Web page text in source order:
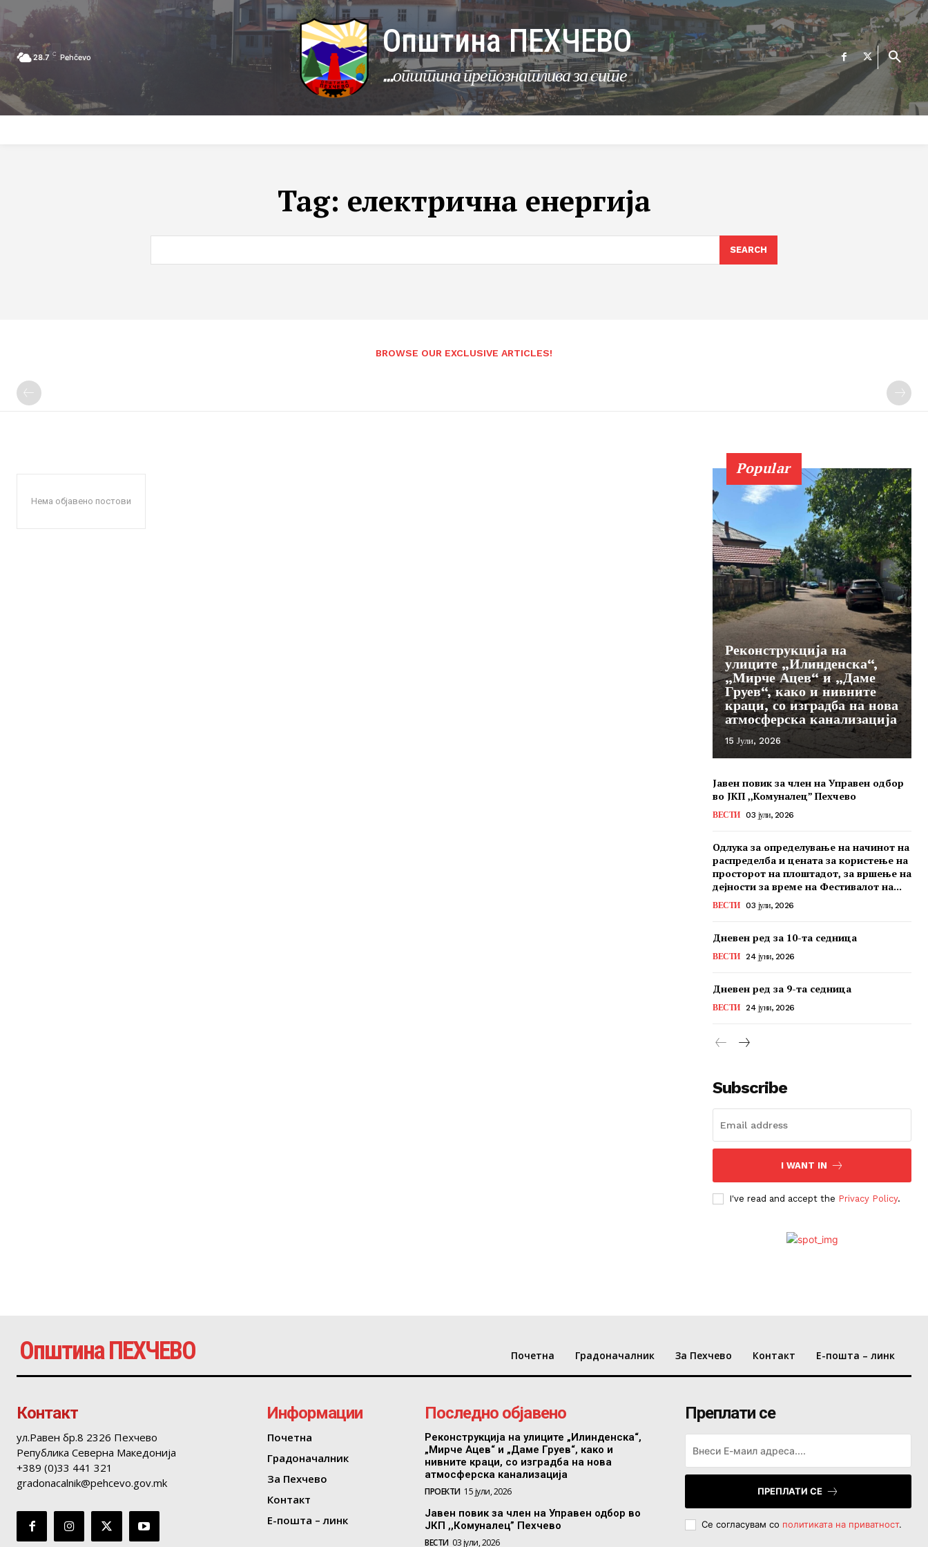
28.7 C Pehčevo Општина ПЕХЧЕВО
...општина препознатлива за сите
Tag: електрична енергија
SEARCH
BROWSE OUR EXCLUSIVE ARTICLES!
Нема објавено постови
Popular
Реконструкција на
улиците „Илинденска“,
„Мирче Ацев“ и „Даме
Груев“, како и нивните
краци, со изградба на нова
атмосферска канализација
15 Јули, 2026
Јавен повик за член на Управен одбор
во ЈКП ,,Комуналец” Пехчево
ВЕСТИ 03 јули, 2026
Одлука за определување на начинот на
распределба и цената за користење на
просторот на плоштадот, за вршење на
дејности за време на Фестивалот на...
ВЕСТИ 03 јули, 2026
Дневен ред за 10-та седница
ВЕСТИ 24 јуни, 2026
Дневен ред за 9-та седница
ВЕСТИ 24 јуни, 2026
Subscribe
I WANT IN
I've read and accept the Privacy Policy.
Општина ПЕХЧЕВО Почетна Градоначалник За Пехчево Контакт Е-пошта – линк
Контакт
ул.Равен бр.8 2326 Пехчево
Република Северна Македонија
+389 (0)33 441 321
gradonacalnik@pehcevo.gov.mk
Информации
Почетна
Градоначалник
За Пехчево
Контакт
Е-пошта – линк
Последно објавено
Реконструкција на улиците „Илинденска“,
„Мирче Ацев“ и „Даме Груев“, како и
нивните краци, со изградба на нова
атмосферска канализација
ПРОЕКТИ 15 јули, 2026
Јавен повик за член на Управен одбор во
ЈКП ,,Комуналец” Пехчево
ВЕСТИ 03 јули, 2026
Преплати се
ПРЕПЛАТИ СЕ
Се согласувам со политиката на приватност.